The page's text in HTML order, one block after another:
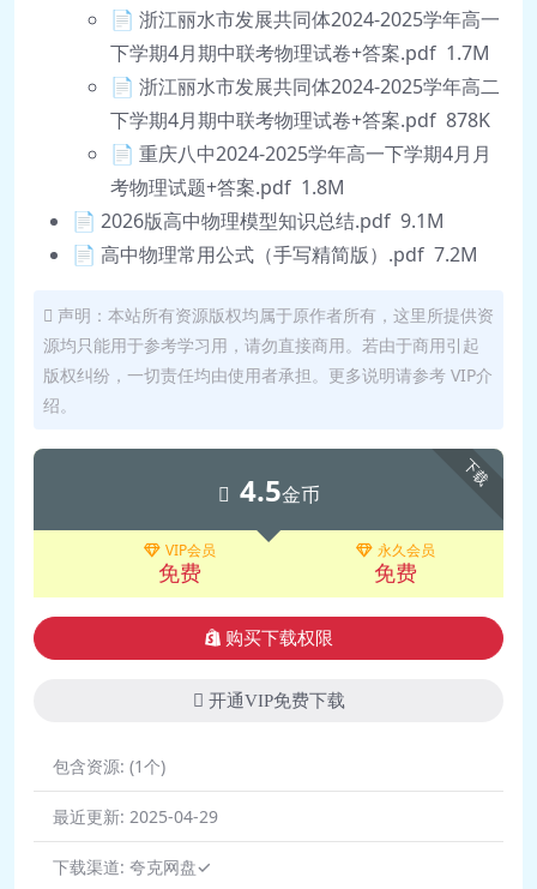
📄 浙江丽水市发展共同体2024-2025学年高一
下学期4月期中联考物理试卷+答案.pdf 1.7M
📄 浙江丽水市发展共同体2024-2025学年高二
下学期4月期中联考物理试卷+答案.pdf 878K
📄 重庆八中2024-2025学年高一下学期4月月
考物理试题+答案.pdf 1.8M
📄 2026版高中物理模型知识总结.pdf 9.1M
📄 高中物理常用公式（手写精简版）.pdf 7.2M
声明：本站所有资源版权均属于原作者所有，这里所提供资
源均只能用于参考学习用，请勿直接商用。若由于商用引起
版权纠纷，一切责任均由使用者承担。更多说明请参考 VIP介
绍。
下载
4.5金币
VIP会员
免费
永久会员
免费
购买下载权限
开通VIP免费下载
包含资源: (1个)
最近更新: 2025-04-29
下载渠道: 夸克网盘✓